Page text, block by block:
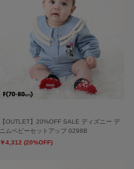
【OUTLET】20%OFF SALE ディズニー デ
ニムベビーセットアップ 0298B
￥4,312 (20%OFF)